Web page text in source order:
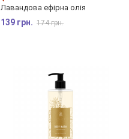
Лавандова ефірна олія
139 грн. 174 грн.